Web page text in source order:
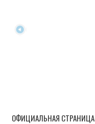
ОФИЦИАЛЬНАЯ